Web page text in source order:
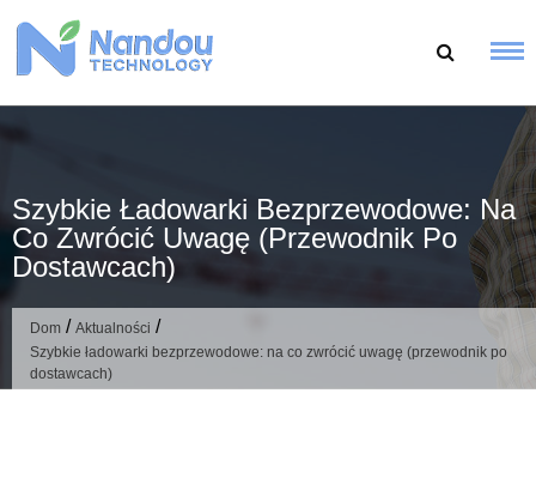
treści
Szybkie Ładowarki Bezprzewodowe: Na
Co Zwrócić Uwagę (przewodnik Po
Dostawcach)
Dom / Aktualności /
Szybkie ładowarki bezprzewodowe: na co zwrócić uwagę (przewodnik po
dostawcach)